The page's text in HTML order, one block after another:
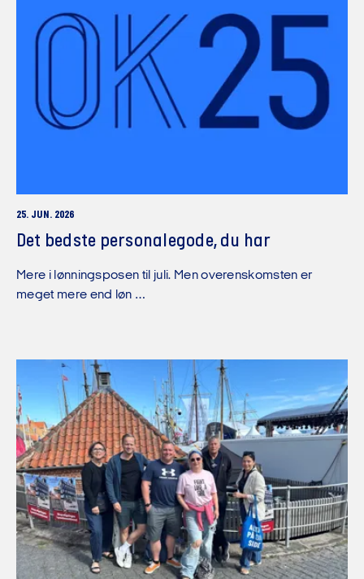
25. JUN. 2026
Det bedste personalegode, du har
Mere i lønningsposen til juli. Men overenskomsten er
meget mere end løn …